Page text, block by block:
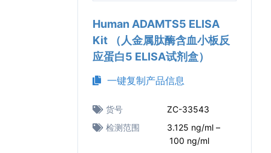
Human ADAMTS5 ELISA
Kit （人金属肽酶含血小板反
应蛋白5 ELISA试剂盒）
一键复制产品信息
货号
ZC-33543
检测范围
3.125 ng/ml –
100 ng/ml